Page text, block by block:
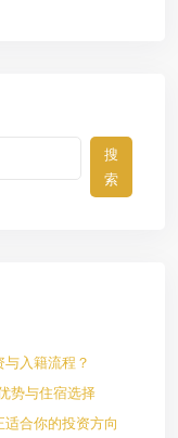
搜
索
入籍流程？
势与住宿选择
合你的投资方向